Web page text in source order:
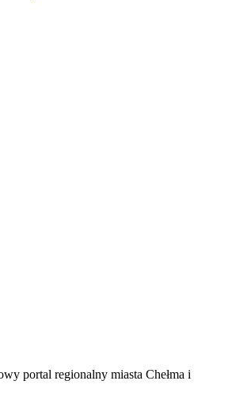
portal regionalny miasta Chełma i